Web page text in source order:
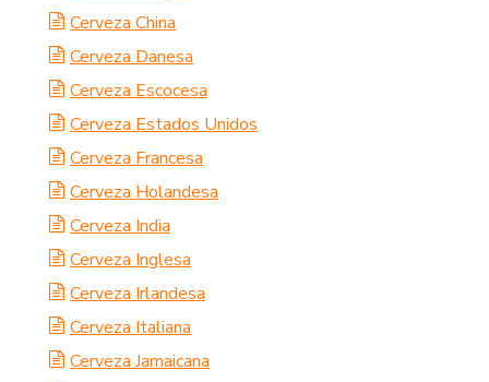
Cerveza China
Cerveza Danesa
Cerveza Escocesa
Cerveza Estados Unidos
Cerveza Francesa
Cerveza Holandesa
Cerveza India
Cerveza Inglesa
Cerveza Irlandesa
Cerveza Italiana
Cerveza Jamaicana